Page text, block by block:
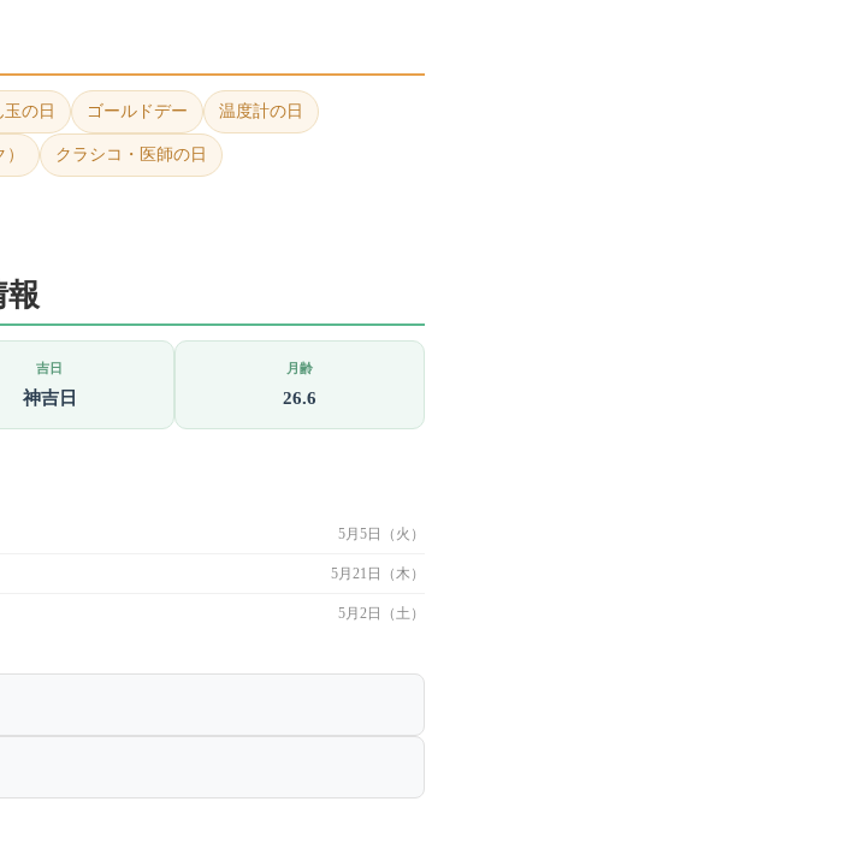
玉の日 ゴールドデー 温度計の日
クラシコ・医師の日
吉日
神吉日
月齢
26.6
5月5日（火）
5月21日（木）
5月2日（土）